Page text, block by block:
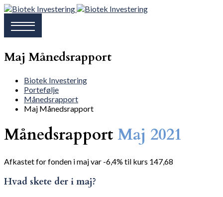
Maj Månedsrapport
Biotek Investering
Portefølje
Månedsrapport
Maj Månedsrapport
Månedsrapport Maj 2021
Afkastet for fonden i maj var -6,4% til kurs 147,68
Hvad skete der i maj?